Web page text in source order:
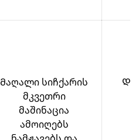
Მაღალი სიჩქარის
მკვეთრი
მაშინაცია
ამოიღებს